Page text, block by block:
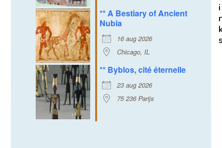
** A Bestiary of Ancient
Nubia
16 aug 2026
Chicago, IL
** Byblos, cité éternelle
23 aug 2026
75 236 Parijs
i